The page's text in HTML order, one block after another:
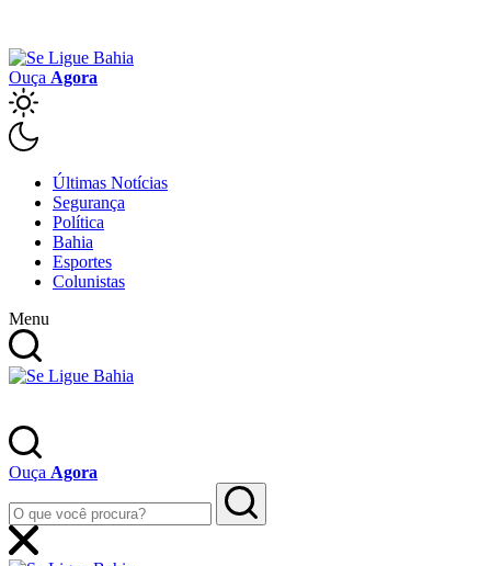
Ouça Agora
Últimas Notícias
Segurança
Política
Bahia
Esportes
Colunistas
Menu
Ouça Agora